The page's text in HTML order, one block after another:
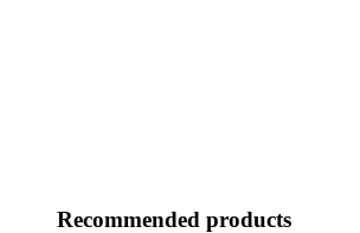
Recommended products